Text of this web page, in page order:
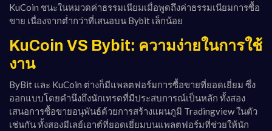
KuCoin ชนะในหมวดค่าธรรมเนียมเมื่อพูดถึงค่าธรรมเนียมการซื้อ
ขาย เนื่องจากต่ำกว่าที่เสนอบน Bybit เล็กน้อย
KuCoin VS Bybit: ความง่ายในการใช้
งาน
ByBit และ KuCoin ต่างก็มีแพลตฟอร์มการซื้อขายที่ยอดเยี่ยม ซึ่ง
ออกแบบโดยคำนึงถึงนักเทรดที่มีประสบการณ์เป็นหลัก ทั้งสอง
เสนอการซื้อขายอนุพันธ์ด้วยการสร้างแผนภูมิ Tradingview ในตัว
เช่นกัน ทั้งสองมีเลย์เอาต์ที่ยอดเยี่ยมบนแพลตฟอร์มที่ช่วยให้นัก